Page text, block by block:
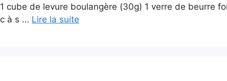
1 cube de levure boulangère (30g) 1 verre de beurre
c à s … Lire la suite